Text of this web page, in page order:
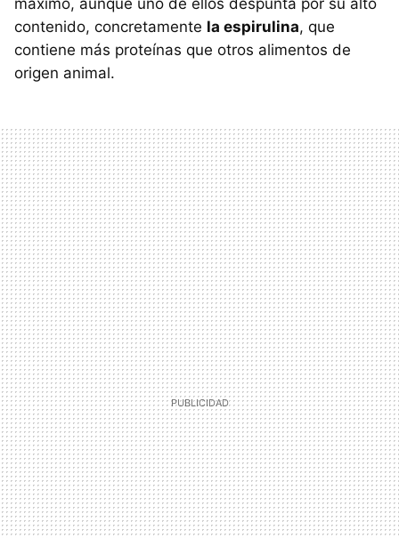
máximo, aunque uno de ellos despunta por su alto
contenido, concretamente la espirulina, que
contiene más proteínas que otros alimentos de
origen animal.